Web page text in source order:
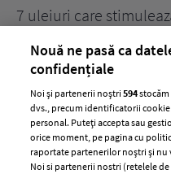
7 uleiuri care
Nouă ne pasă ca
confidențiale
Noi și partenerii noștri594
dvs., precum identificatorii
personal. Puteți accepta sau
orice moment, pe pagina cu
raportate partenerilor noștri și nu
Noi si partenerii nostri (retelele